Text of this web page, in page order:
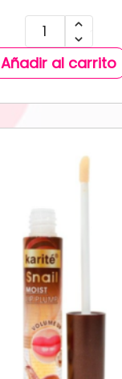
Añadir al carrito